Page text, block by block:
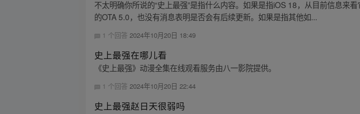
不太明确你所说的“史上最强”是指什么内容。如果是指iOS 18，从目前信息来
的OTA 5.0，也没有消息表明是否会有后续更新。如果是指其他如...
1 个回答2024年10月20日 18:49
史上最强在哪儿看
《史上最强》动漫全集在线观看服务由八一影院提供。
1 个回答2024年10月20日 22:44
史上最强赵日天很弱吗